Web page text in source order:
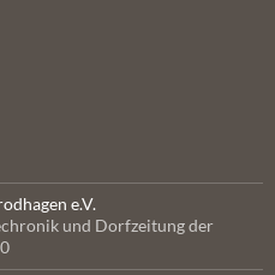
e.V.
und Dorfzeitung der